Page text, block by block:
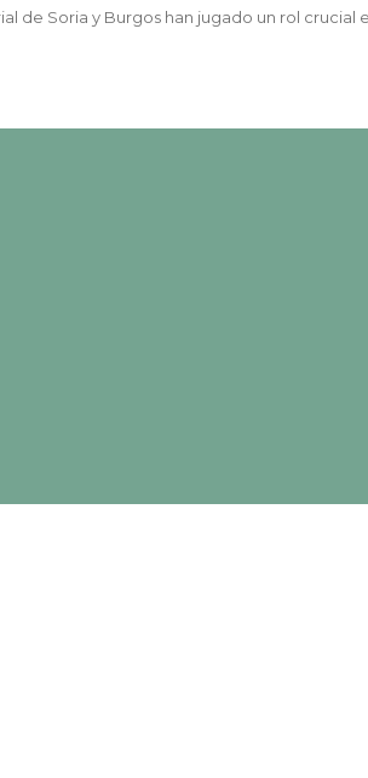
de Soria y Burgos han jugado un rol crucial